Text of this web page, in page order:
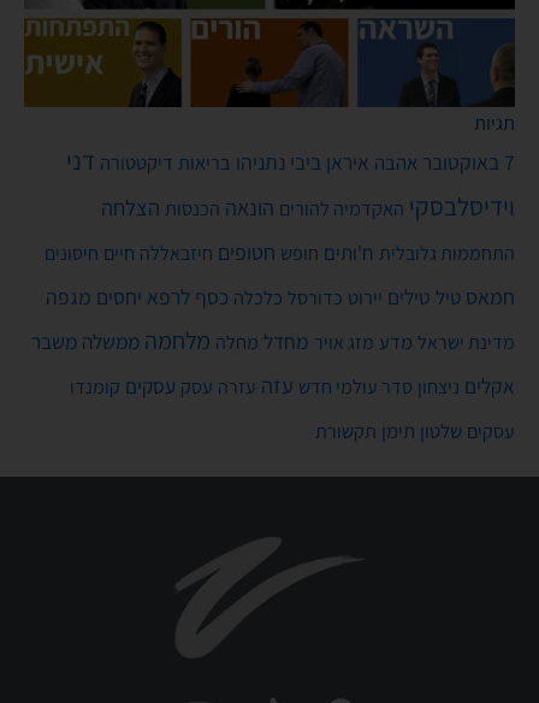
תגיות
7 באוקטובר אהבה איראן ביבי נתניהו בריאות דיקטטורה דני
וידיסלבסקי האקדמיה להורים הונאה הכנסות הצלחה
התחממות גלובלית ח'ותים חופש חטופים חיזבאללה חיים חיסונים
חמאס טיל טילים יירוט כדורסל כלכלה כסף לרפא יחסים מגפה
מדינת ישראל מדע מזג אויר מחדל מחלה מלחמה ממשלה משבר
אקלים ניצחון סדר עולמי חדש עזה עזרה עסק עסקים קומנדו
עסקים שלטון תימן תקשורת